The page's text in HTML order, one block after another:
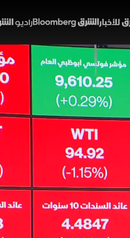
النفط
عقب مؤشرات على
التي اتجهت للتراجع،
وسط عمليات جني
مع بلومبرغ أسعار النفط